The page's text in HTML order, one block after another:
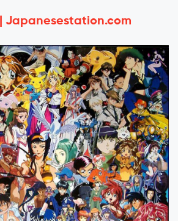
Japanesestation.com